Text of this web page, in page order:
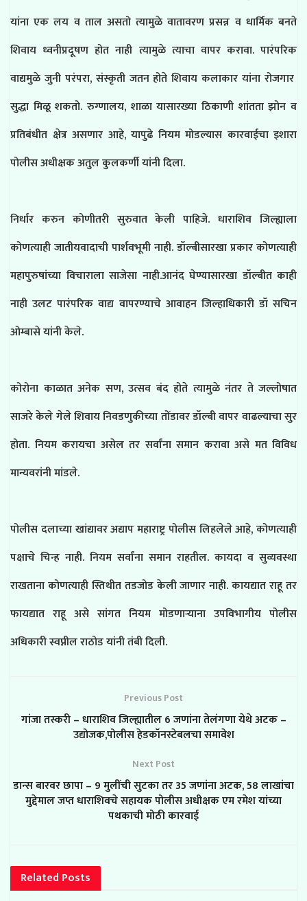
यांना एक लय व ताल असतो त्यामुळे वातावरण प्रसन्न व धार्मिक बनते
शिवाय ध्वनीप्रदूषण होत नाही त्यामुळे त्याचा वापर करावा. पारंपरिक
वाद्यमुळे जुनी परंपरा, संस्कृती जतन होते शिवाय कलाकार यांना रोजगार
सुद्धा मिळू शकतो. रुग्णालय, शाळा यासारख्या ठिकाणी शांतता झोन व
प्रतिबंधीत क्षेत्र असणार आहे, यापुढे नियम मोडल्यास कारवाईचा इशारा
पोलीस अधीक्षक अतुल कुलकर्णी यांनी दिला.
निर्धार करुन कोणीतरी सुरुवात केली पाहिजे. धाराशिव जिल्ह्याला
कोणत्याही जातीयवादाची पार्शवभूमी नाही. डॉल्बीसारखा प्रकार कोणत्याही
महापुरुषांच्या विचाराला साजेसा नाही.आनंद घेण्यासारखा डॉल्बीत काही
नाही उलट पारंपरिक वाद्य वापरण्याचे आवाहन जिल्हाधिकारी डॉ सचिन
ओम्बासे यांनी केले.
कोरोना काळात अनेक सण, उत्सव बंद होते त्यामुळे नंतर ते जल्लोषात
साजरे केले गेले शिवाय निवडणुकीच्या तोंडावर डॉल्बी वापर वाढल्याचा सुर
होता. नियम करायचा असेल तर सर्वांना समान करावा असे मत विविध
मान्यवरांनी मांडले.
पोलीस दलाच्या खांद्यावर अद्याप महाराष्ट्र पोलीस लिहलेले आहे, कोणत्याही
पक्षाचे चिन्ह नाही. नियम सर्वांना समान राहतील. कायदा व सुव्यवस्था
राखताना कोणत्याही स्तिथीत तडजोड केली जाणार नाही. कायद्यात राहू तर
फायद्यात राहू असे सांगत नियम मोडणाऱ्याना उपविभागीय पोलीस
अधिकारी स्वप्नील राठोड यांनी तंबी दिली.
Previous Post
गांजा तस्करी – धाराशिव जिल्ह्यातील 6 जणांना तेलंगणा येथे अटक –
उद्योजक,पोलीस हेडकॉनस्टेबलचा समावेश
Next Post
डान्स बारवर छापा – 9 मुलींची सुटका तर 35 जणांना अटक, 58 लाखांचा
मुद्देमाल जप्त धाराशिवचे सहायक पोलीस अधीक्षक एम रमेश यांच्या
पथकाची मोठी कारवाई
Related Posts